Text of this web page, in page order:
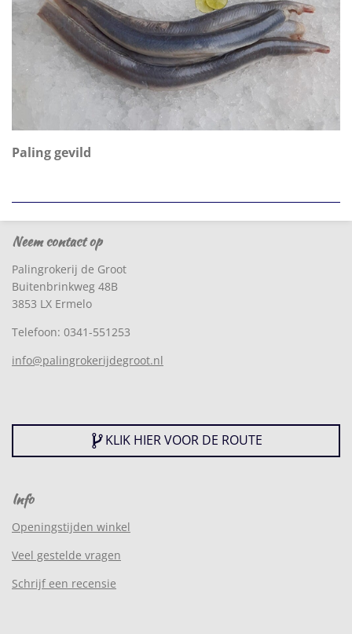
Paling gevild
Neem contact op
Palingrokerij de Groot
Buitenbrinkweg 48B
3853 LX Ermelo
Telefoon: 0341-551253
info@palingrokerijdegroot.nl
KLIK HIER VOOR DE ROUTE
Info
Openingstijden winkel
Veel gestelde vragen
Schrijf een recensie